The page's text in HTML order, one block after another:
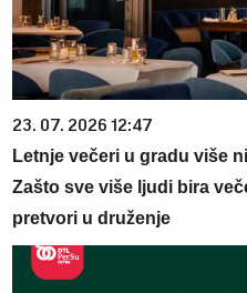
23. 07. 2026 12:47
Letnje večeri u gradu više
Zašto sve više ljudi bira
pretvori u druženje